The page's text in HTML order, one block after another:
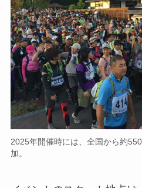
2025年開催時には、全国から約
加。